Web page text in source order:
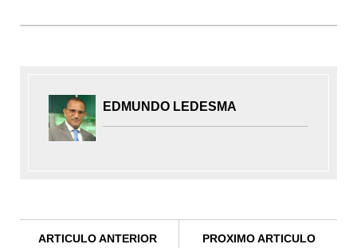
EDMUNDO LEDESMA
ARTICULO ANTERIOR PROXIMO ARTICULO